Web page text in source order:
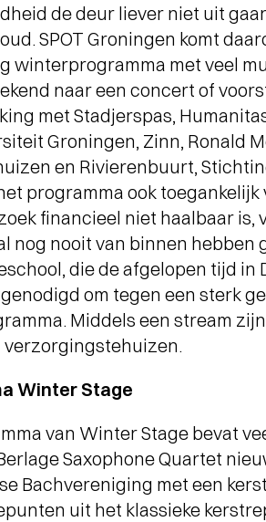
DE
-
en
WAT EEN
Terugblik op
SPOT
Legendarische
de deur liever niet uit
SPOT Groningen komt
winterprogramma met veel
naar een concert of
met Stadjerspas,
Groningen, Zinn, Ronald
en Rivierenbuurt,
programma ook
financieel niet haalbaar is,
nog nooit van binnen hebben
die de afgelopen tijd
om tegen een sterk
Middels een stream
verzorgingstehuizen.
Winter Stage
van Winter Stage bevat
Saxophone Quartet
Bachvereniging met een
uit het klassieke